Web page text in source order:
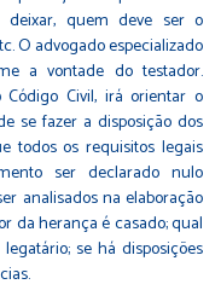
quem deve ser o
O advogado especializado
a vontade do testador.
Civil, irá orientar o
se fazer a disposição dos
todos os requisitos legais
ser declarado nulo
analisados na elaboração
da herança é casado; qual
se há disposições